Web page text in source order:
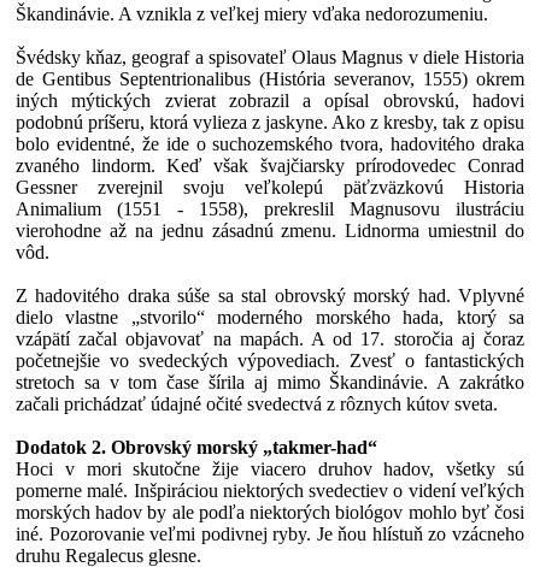
Škandinávie. A vznikla z veľkej miery vďaka nedorozumeniu.
Švédsky kňaz, geograf a spisovateľ Olaus Magnus v diele Historia
de Gentibus Septentrionalibus (História severanov, 1555) okrem
iných mýtických zvierat zobrazil a opísal obrovskú, hadovi
podobnú príšeru, ktorá vylieza z jaskyne. Ako z kresby, tak z opisu
bolo evidentné, že ide o suchozemského tvora, hadovitého draka
zvaného lindorm. Keď však švajčiarsky prírodovedec Conrad
Gessner zverejnil svoju veľkolepú päťzväzkovú Historia
Animalium (1551 - 1558), prekreslil Magnusovu ilustráciu
vierohodne až na jednu zásadnú zmenu. Lidnorma umiestnil do
vôd.
Z hadovitého draka súše sa stal obrovský morský had. Vplyvné
dielo vlastne „stvorilo“ moderného morského hada, ktorý sa
vzápätí začal objavovať na mapách. A od 17. storočia aj čoraz
početnejšie vo svedeckých výpovediach. Zvesť o fantastických
stretoch sa v tom čase šírila aj mimo Škandinávie. A zakrátko
začali prichádzať údajné očité svedectvá z rôznych kútov sveta.
Dodatok 2. Obrovský morský „takmer-had“
Hoci v mori skutočne žije viacero druhov hadov, všetky sú
pomerne malé. Inšpiráciou niektorých svedectiev o videní veľkých
morských hadov by ale podľa niektorých biológov mohlo byť čosi
iné. Pozorovanie veľmi podivnej ryby. Je ňou hlístuň zo vzácneho
druhu Regalecus glesne.